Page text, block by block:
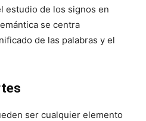
estudio de los signos en
se centra
de las palabras y el
ser cualquier elemento